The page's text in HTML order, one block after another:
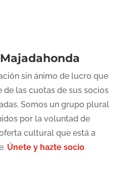
sin ánimo de lucro que
de las cuotas de sus socios
Somos un grupo plural
por la voluntad de
cultural que está a
Únete y hazte socio.